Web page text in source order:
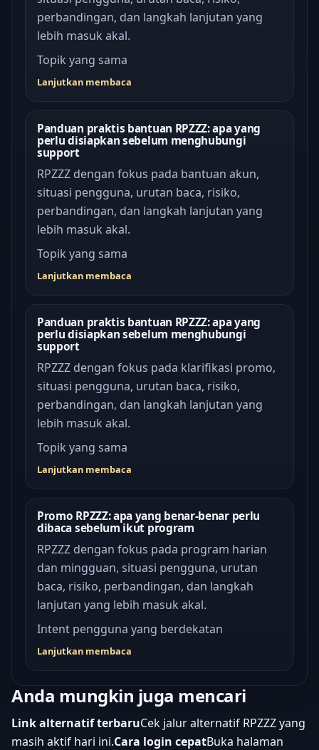
perbandingan, dan langkah lanjutan yang
lebih masuk akal.
Topik yang sama
Lanjutkan membaca
Panduan praktis bantuan RPZZZ: apa yang
perlu disiapkan sebelum menghubungi
support
RPZZZ dengan fokus pada bantuan akun,
situasi pengguna, urutan baca, risiko,
perbandingan, dan langkah lanjutan yang
lebih masuk akal.
Topik yang sama
Lanjutkan membaca
Panduan praktis bantuan RPZZZ: apa yang
perlu disiapkan sebelum menghubungi
support
RPZZZ dengan fokus pada klarifikasi promo,
situasi pengguna, urutan baca, risiko,
perbandingan, dan langkah lanjutan yang
lebih masuk akal.
Topik yang sama
Lanjutkan membaca
Promo RPZZZ: apa yang benar-benar perlu
dibaca sebelum ikut program
RPZZZ dengan fokus pada program harian
dan mingguan, situasi pengguna, urutan
baca, risiko, perbandingan, dan langkah
lanjutan yang lebih masuk akal.
Intent pengguna yang berdekatan
Lanjutkan membaca
Anda mungkin juga mencari
Link alternatif terbaruCek jalur alternatif RPZZZ yang
masih aktif hari ini.Cara login cepatBuka halaman